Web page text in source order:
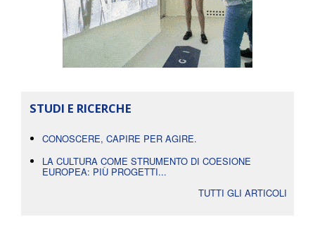
STUDI E RICERCHE
CONOSCERE, CAPIRE PER AGIRE.
LA CULTURA COME STRUMENTO DI COESIONE
EUROPEA: PIÙ PROGETTI...
TUTTI GLI ARTICOLI